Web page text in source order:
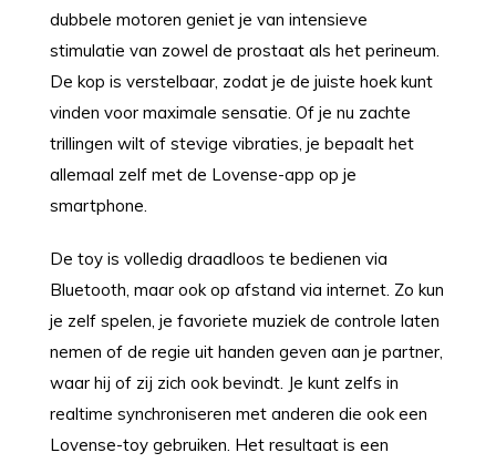
dubbele motoren geniet je van intensieve
stimulatie van zowel de prostaat als het perineum.
De kop is verstelbaar, zodat je de juiste hoek kunt
vinden voor maximale sensatie. Of je nu zachte
trillingen wilt of stevige vibraties, je bepaalt het
allemaal zelf met de Lovense-app op je
smartphone.
De toy is volledig draadloos te bedienen via
Bluetooth, maar ook op afstand via internet. Zo kun
je zelf spelen, je favoriete muziek de controle laten
nemen of de regie uit handen geven aan je partner,
waar hij of zij zich ook bevindt. Je kunt zelfs in
realtime synchroniseren met anderen die ook een
Lovense-toy gebruiken. Het resultaat is een